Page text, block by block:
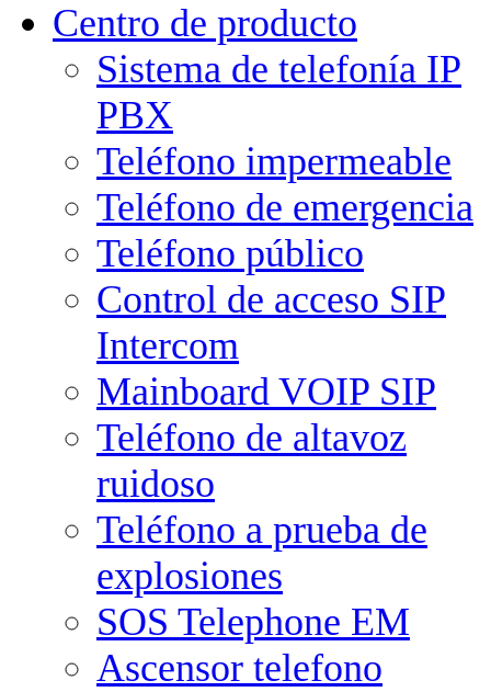
Centro de producto
Sistema de telefonía IP
PBX
Teléfono impermeable
Teléfono de emergencia
Teléfono público
Control de acceso SIP
Intercom
Mainboard VOIP SIP
Teléfono de altavoz
ruidoso
Teléfono a prueba de
explosiones
SOS Telephone EM
Ascensor telefono